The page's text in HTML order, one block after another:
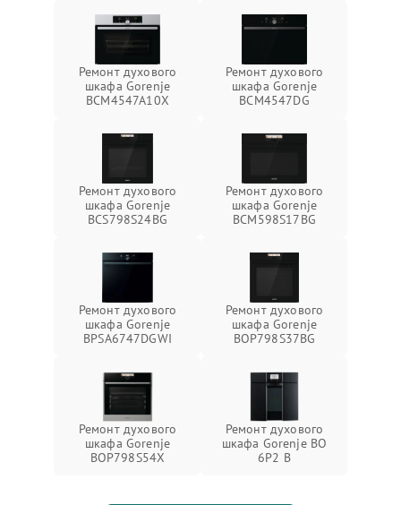
Ремонт духового
шкафа Gorenje
BCM4547A10X
Ремонт духового
шкафа Gorenje
BCM4547DG
Ремонт духового
шкафа Gorenje
BCS798S24BG
Ремонт духового
шкафа Gorenje
BCM598S17BG
Ремонт духового
шкафа Gorenje
BPSA6747DGWI
Ремонт духового
шкафа Gorenje
BOP798S37BG
Ремонт духового
шкафа Gorenje
BOP798S54X
Ремонт духового
шкафа Gorenje BO
6P2 B